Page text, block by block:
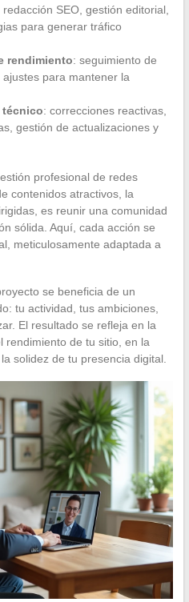
redacción SEO, gestión editorial,
para generar tráfico
rendimiento: seguimiento de
para mantener la
técnico: correcciones reactivas,
gestión de actualizaciones y
profesional de redes
contenidos atractivos, la
es reunir una comunidad
sólida. Aquí, cada acción se
meticulosamente adaptada a
se beneficia de un
tu actividad, tus ambiciones,
El resultado se refleja en la
rendimiento de tu sitio, en la
solidez de tu presencia digital.